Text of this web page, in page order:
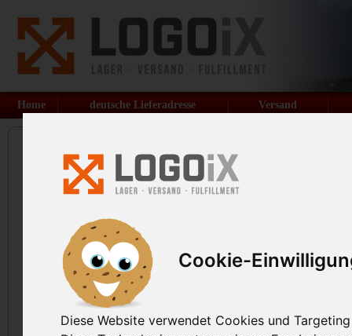
Cookie-
Diese Website verwendet Cookies und
Home deutsche Lieferadresse Versand
E-Mail 2 Adressdaten
Registrieren Sie sich kostenlos und
Sofort nach Abschluss der Registrierung
Lieferadresse und können diese sowie alle